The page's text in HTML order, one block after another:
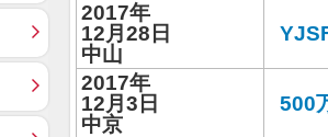
2017年
12月28日
中山
2017年
12月3日
中京
500